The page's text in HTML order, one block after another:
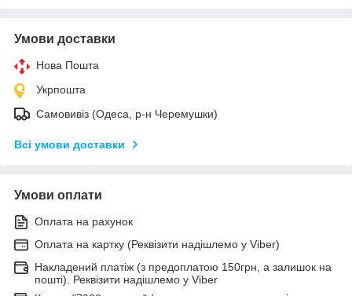
Умови доставки
Нова Пошта
Укрпошта
Самовивіз (Одеса, р-н Черемушки)
Всі умови доставки
Умови оплати
Оплата на рахунок
Оплата на картку (Реквізити надішлемо у Viber)
Накладений платіж (з предоплатою 150грн, а залишок на
пошті). Реквізити надішлемо у Viber